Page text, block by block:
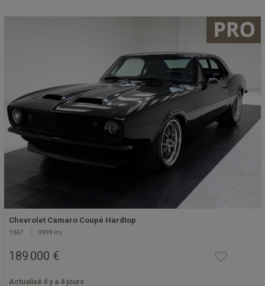
Chevrolet Camaro Coupé Hardtop
1967 9999 mi
189 000 €
Actualisé il y a 4 jours